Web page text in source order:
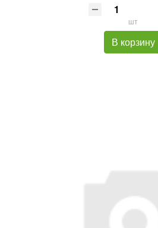
шт
В корзину